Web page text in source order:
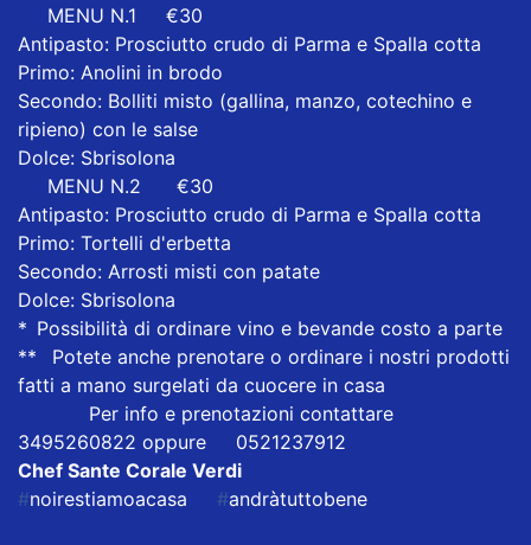
MENU N.1
€30
Antipasto: Prosciutto crudo di Parma e Spalla cotta
Primo: Anolini in brodo
Secondo: Bolliti misto (gallina, manzo, cotechino e
ripieno) con le salse
Dolce: Sbrisolona
MENU N.2
€30
Antipasto: Prosciutto crudo di Parma e Spalla cotta
Primo: Tortelli d'erbetta
Secondo: Arrosti misti con patate
Dolce: Sbrisolona
* Possibilità di ordinare vino e bevande costo a parte
**
Potete anche prenotare o ordinare i nostri prodotti
fatti a mano surgelati da cuocere in casa
Per info e prenotazioni contattare
3495260822 oppure
0521237912
Chef Sante Corale Verdi
#noirestiamoacasa #andràtuttobene